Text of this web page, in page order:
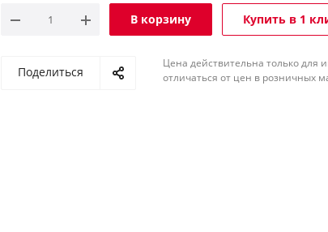
В корзину Купить в 1
Поделиться
Цена действительна только для
отличаться от цен в розничных